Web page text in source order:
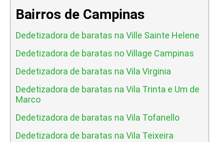
Bairros de Campinas
Dedetizadora de baratas na Ville Sainte Helene
Dedetizadora de baratas no Village Campinas
Dedetizadora de baratas na Vila Virginia
Dedetizadora de baratas na Vila Trinta e Um de
Marco
Dedetizadora de baratas na Vila Tofanello
Dedetizadora de baratas na Vila Teixeira